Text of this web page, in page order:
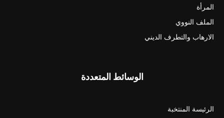
المرأة
الملف النووي
الارهاب والتطرف الديني
الوسائط المتعددة
الرئيسة المنتخبة